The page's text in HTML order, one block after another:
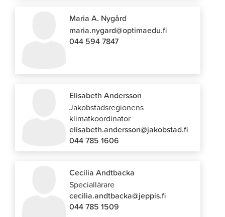
Maria A. Nygård
maria.nygard@optimaedu.fi
044 594 7847
Elisabeth Andersson
Jakobstadsregionens
klimatkoordinator
elisabeth.andersson@jakobstad.fi
044 785 1606
Cecilia Andtbacka
Speciallärare
cecilia.andtbacka@jeppis.fi
044 785 1509